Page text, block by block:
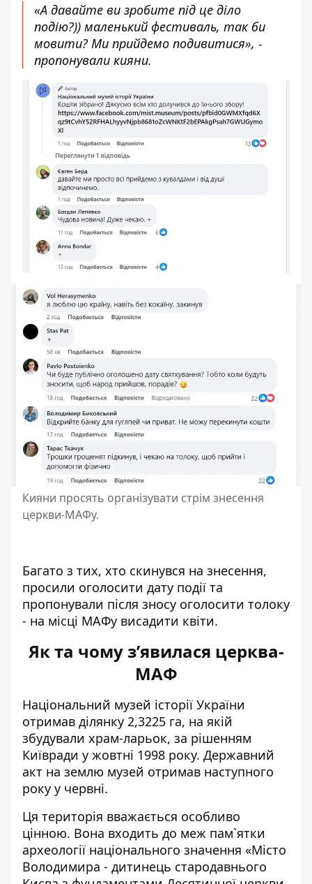
«А давайте ви зробите під це діло
подію?)) маленький фестиваль, так би
мовити? Ми прийдемо подивитися», -
пропонували кияни.
Кияни просять організувати стрім знесення
церкви-МАФу.
Багато з тих, хто скинувся на знесення,
просили оголосити дату події та
пропонували після зносу оголосити толоку
- на місці МАФу висадити квіти.
Як та чому з’явилася церква-
МАФ
Національний музей історії України
отримав ділянку 2,3225 га, на якій
збудували храм-ларьок, за рішенням
Київради у жовтні 1998 року. Державний
акт на землю музей отримав наступного
року у червні.
Ця територія вважається особливо
цінною. Вона входить до меж пам`ятки
археології національного значення «Місто
Володимира - дитинець стародавнього